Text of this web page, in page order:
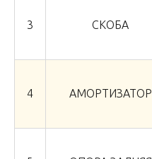
3 СКОБА
4 АМОРТИЗАТОР